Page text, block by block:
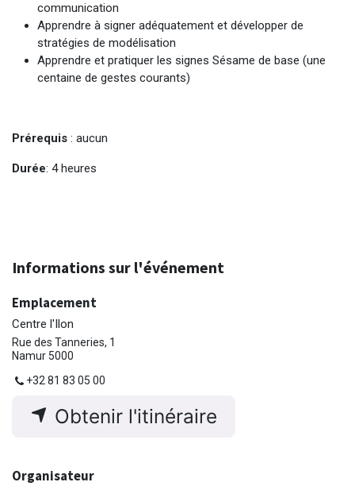
communication
Apprendre à signer adéquatement et développer de
stratégies de modélisation
Apprendre et pratiquer les signes Sésame de base (une
centaine de gestes courants)
Prérequis : aucun
Durée: 4 heures
Informations sur l'événement
Emplacement
Centre l'Ilon
Rue des Tanneries, 1
Namur 5000
+32 81 83 05 00
Obtenir l'itinéraire
Organisateur